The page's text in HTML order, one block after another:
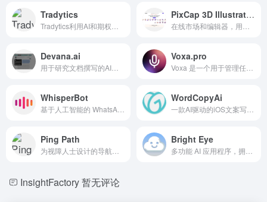
Tradytics PixCap 3D Illustration Pack
Devana.ai Voxa.pro
WhisperBot WordCopyAi
Ping Path Bright Eye
InsightFactory暂无评论